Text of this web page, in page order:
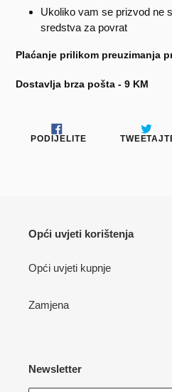
Ukoliko vam se prizvod ne
sredstva za povrat
Plaćanje prilikom preuzimanja
Dostavlja brza pošta - 9 KM
PODIJELITEPODIJELITE
Opći uvjeti korištenja
Opći uvjeti kupnje
Zamjena
Newsletter